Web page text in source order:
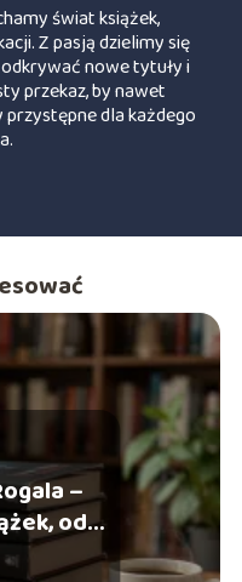
świat książek,
Z pasją dzielimy się
nowe tytuły i
przekaz, by nawet
dla każdego
–
od